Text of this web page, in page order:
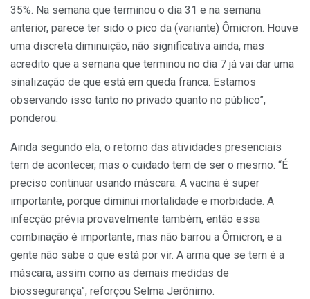
35%. Na semana que terminou o dia 31 e na semana
anterior, parece ter sido o pico da (variante) Ômicron. Houve
uma discreta diminuição, não significativa ainda, mas
acredito que a semana que terminou no dia 7 já vai dar uma
sinalização de que está em queda franca. Estamos
observando isso tanto no privado quanto no público”,
ponderou.
Ainda segundo ela, o retorno das atividades presenciais
tem de acontecer, mas o cuidado tem de ser o mesmo. “É
preciso continuar usando máscara. A vacina é super
importante, porque diminui mortalidade e morbidade. A
infecção prévia provavelmente também, então essa
combinação é importante, mas não barrou a Ômicron, e a
gente não sabe o que está por vir. A arma que se tem é a
máscara, assim como as demais medidas de
biossegurança”, reforçou Selma Jerônimo.